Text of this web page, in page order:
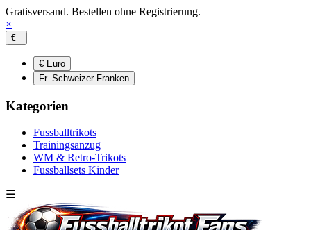
Gratisversand. Bestellen ohne Registrierung.
×
€
€ Euro
Fr. Schweizer Franken
Kategorien
Fussballtrikots
Trainingsanzug
WM & Retro-Trikots
Fussballsets Kinder
☰